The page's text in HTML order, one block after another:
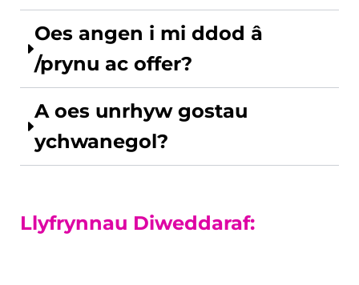
Oes angen i mi ddod â
/prynu ac offer?
A oes unrhyw gostau
ychwanegol?
Llyfrynnau Diweddaraf: